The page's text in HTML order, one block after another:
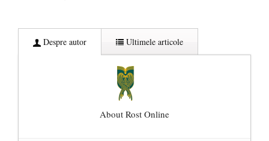
Despre autor Ultimele articole
About Rost Online